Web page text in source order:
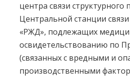
центра связи структурного
Центральной станции
«РЖД», подлежащих
освидетельствованию по
(связанных с вредными и
производственными